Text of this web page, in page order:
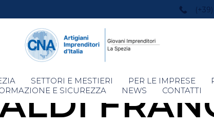
Skip
to
SETTORI E MESTIERI PER LE IMPRESE
E SICUREZZA
NEWS CONTATTI